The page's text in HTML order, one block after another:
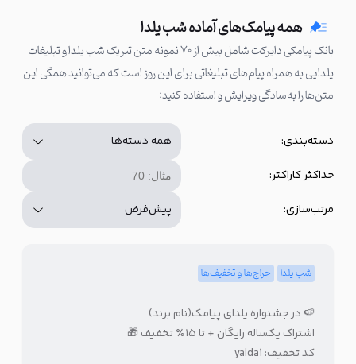
همه پیامک‌های آماده شب یلدا
بانک پیامکی دایرکت شامل بیش از ۷۰ نمونه متن تبریک شب یلدا و تبلیغات
یلدایی به همراه پیام‌های تبلیغاتی برای این روز است که می‌توانید همگی این
متن‌ها را به‌سادگی ویرایش و استفاده کنید:
دسته‌بندی:
حداکثر کاراکتر:
مرتب‌سازی:
شب یلدا حراج‌ها و تخفیف‌ها
🍉 در جشنواره یلدای پیامک(نام برند)
اشتراک یکساله رایگان + تا ۱۵٪ تخفیف 🎁
کد تخفیف: yalda1